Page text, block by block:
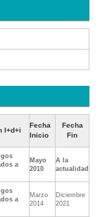
I+d+i
Fecha
Inicio
Fecha
Fin
a
Mayo
2010
A la
actualidad
a
Marzo
2014
Diciembre
2021